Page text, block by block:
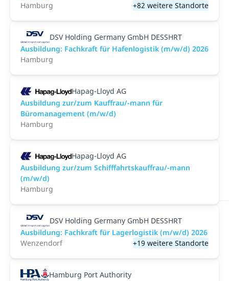
Hamburg
+82 weitere Standorte
DSV Holding Germany GmbH DESSHRT
Ausbildung: Fachkraft für Hafenlogistik (m/w/d) 2026
Hamburg
Hapag-Lloyd AG
Ausbildung zur/zum Kauffrau/-mann für
Büromanagement (m/w/d)
Hamburg
Hapag-Lloyd AG
Ausbildung zur/zum Schifffahrtskauffrau/-mann
(m/w/d)
Hamburg
DSV Holding Germany GmbH DESSHRT
Ausbildung: Fachkraft für Lagerlogistik (m/w/d) 2026
Wenzendorf
+19 weitere Standorte
Hamburg Port Authority